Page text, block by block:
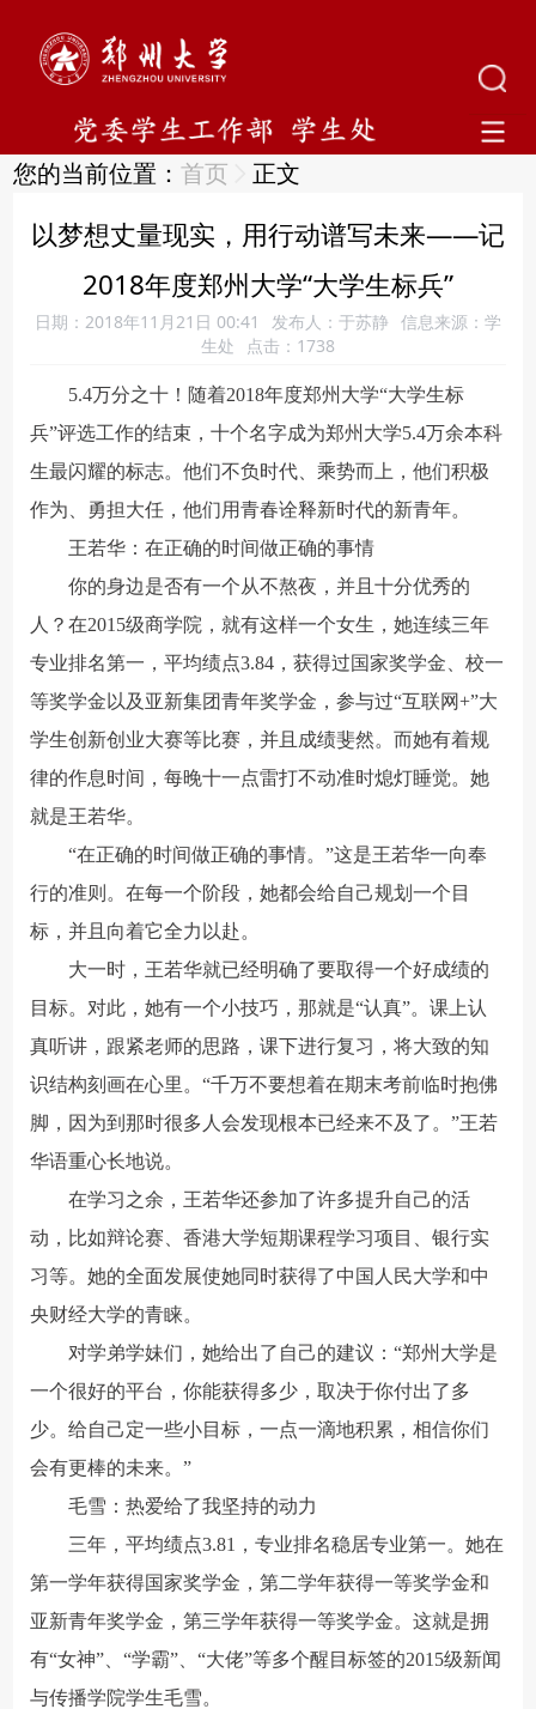
您的当前位置：首页 正文
以梦想丈量现实，用行动谱写未来——记
2018年度郑州大学“大学生标兵”
日期：2018年11月21日 00:41 发布人：于苏静 信息来源：学
生处
点击： 1738
5.4万分之十！随着2018年度郑州大学“大学生标
兵”评选工作的结束，十个名字成为郑州大学5.4万余本科
生最闪耀的标志。他们不负时代、乘势而上，他们积极
作为、勇担大任，他们用青春诠释新时代的新青年。
王若华：在正确的时间做正确的事情
你的身边是否有一个从不熬夜，并且十分优秀的
人？在2015级商学院，就有这样一个女生，她连续三年
专业排名第一，平均绩点3.84，获得过国家奖学金、校一
等奖学金以及亚新集团青年奖学金，参与过“互联网+”大
学生创新创业大赛等比赛，并且成绩斐然。而她有着规
律的作息时间，每晚十一点雷打不动准时熄灯睡觉。她
就是王若华。
“在正确的时间做正确的事情。”这是王若华一向奉
行的准则。在每一个阶段，她都会给自己规划一个目
标，并且向着它全力以赴。
大一时，王若华就已经明确了要取得一个好成绩的
目标。对此，她有一个小技巧，那就是“认真”。课上认
真听讲，跟紧老师的思路，课下进行复习，将大致的知
识结构刻画在心里。“千万不要想着在期末考前临时抱佛
脚，因为到那时很多人会发现根本已经来不及了。”王若
华语重心长地说。
在学习之余，王若华还参加了许多提升自己的活
动，比如辩论赛、香港大学短期课程学习项目、银行实
习等。她的全面发展使她同时获得了中国人民大学和中
央财经大学的青睐。
对学弟学妹们，她给出了自己的建议：“郑州大学是
一个很好的平台，你能获得多少，取决于你付出了多
少。给自己定一些小目标，一点一滴地积累，相信你们
会有更棒的未来。”
毛雪：热爱给了我坚持的动力
三年，平均绩点3.81，专业排名稳居专业第一。她在
第一学年获得国家奖学金，第二学年获得一等奖学金和
亚新青年奖学金，第三学年获得一等奖学金。这就是拥
有“女神”、“学霸”、“大佬”等多个醒目标签的2015级新闻
与传播学院学生毛雪。